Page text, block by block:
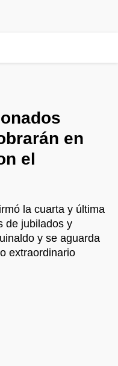
en
el
la cuarta y última
de jubilados y
y se aguarda
extraordinario